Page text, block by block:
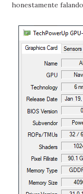
honestamente